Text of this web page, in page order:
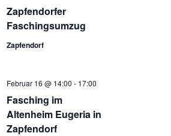
Zapfendorfer
Faschingsumzug
Zapfendorf
Fasching im
Altenheim Eugeria in
Zapfendorf
Februar 16 @ 14:00 - 17:00